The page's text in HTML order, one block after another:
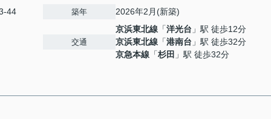
44 築年 2026年2月(新築)
交通
京浜東北線 「洋光台 」駅 徒歩12分
京浜東北線 「港南台 」駅 徒歩32分
京急本線 「杉田 」駅 徒歩32分